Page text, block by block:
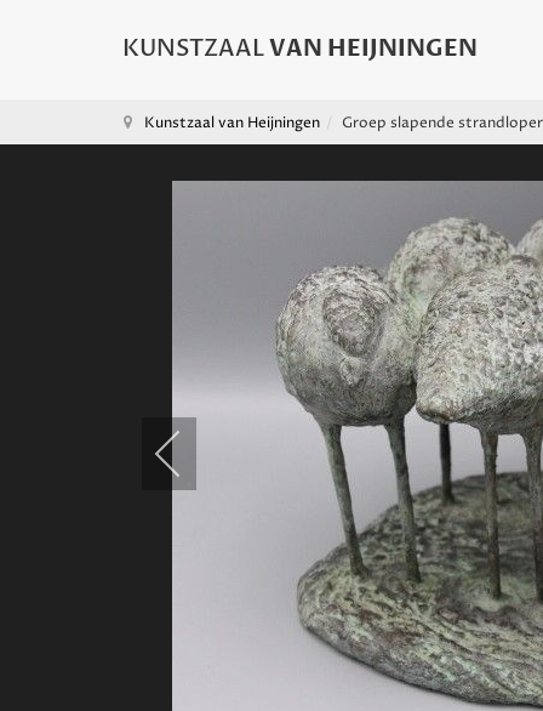
Kunstzaal van Heijningen Groep slapende